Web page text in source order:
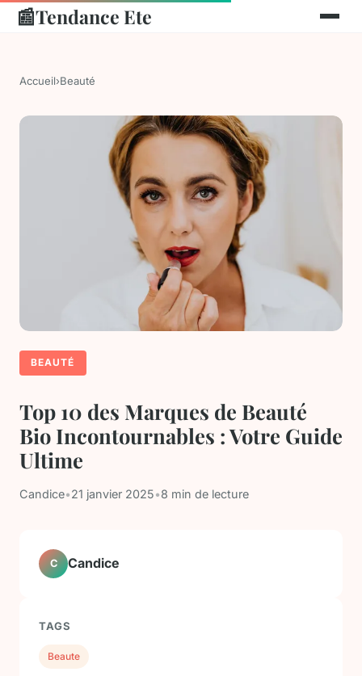
📰Tendance Ete
Accueil›Beauté
BEAUTÉ
Top 10 des Marques de Beauté
Bio Incontournables : Votre Guide
Ultime
Candice•21 janvier 2025•8 min de lecture
C Candice
TAGS
Beaute